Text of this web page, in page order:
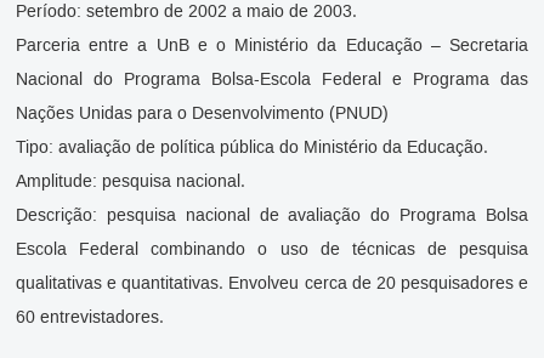
Período: setembro de 2002 a maio de 2003.
Parceria entre a UnB e o Ministério da Educação – Secretaria
Nacional do Programa Bolsa-Escola Federal e Programa das
Nações Unidas para o Desenvolvimento (PNUD)
Tipo: avaliação de política pública do Ministério da Educação.
Amplitude: pesquisa nacional.
Descrição: pesquisa nacional de avaliação do Programa Bolsa
Escola Federal combinando o uso de técnicas de pesquisa
qualitativas e quantitativas. Envolveu cerca de 20 pesquisadores e
60 entrevistadores.